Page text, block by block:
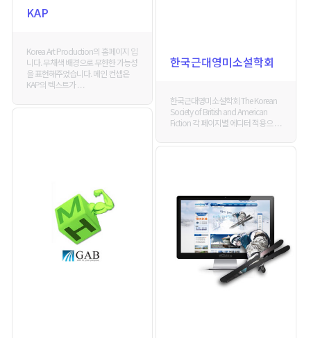
한국근대영미소설학회
한국근대영미소설학회 The Korean
Society of British and American
Fiction 각 페이지별 에디터 적용으 . . .
KAP
Korea Art Production의 홈페이지 입
니다. 무채색 배경으로 무한한 가능성
을 표현해주었습니다. 메인 컨셉은
KAP의 텍스트가 . . .